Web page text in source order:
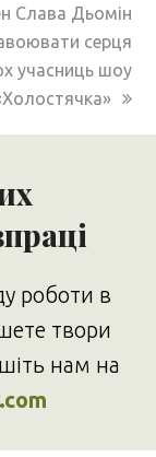
Слава Дьомін
серця
учасниць шоу
роботи в
твори
нам на